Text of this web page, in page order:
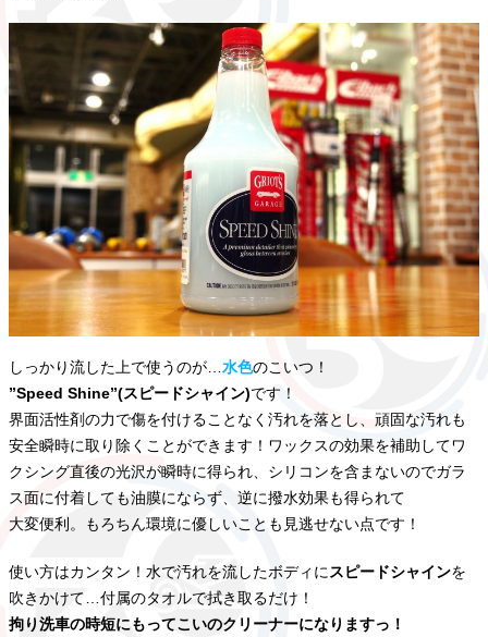
しっかり流した上で使うのが… 水色のこいつ！
”Speed Shine”(スピードシャイン)です！
界面活性剤の力で傷を付けることなく汚れを落とし、頑固な汚れも
安全瞬時に取り除くことができます！ワックスの効果を補助してワ
クシング直後の光沢が瞬時に得られ、シリコンを含まないのでガラ
ス面に付着しても油膜にならず、逆に撥水効果も得られて
大変便利。もろちん環境に優しいことも見逃せない点です！
使い方はカンタン！水で汚れを流したボディに スピードシャインを
吹きかけて…付属のタオルで拭き取るだけ！
拘り洗車の時短にもってこいのクリーナーになりますっ！